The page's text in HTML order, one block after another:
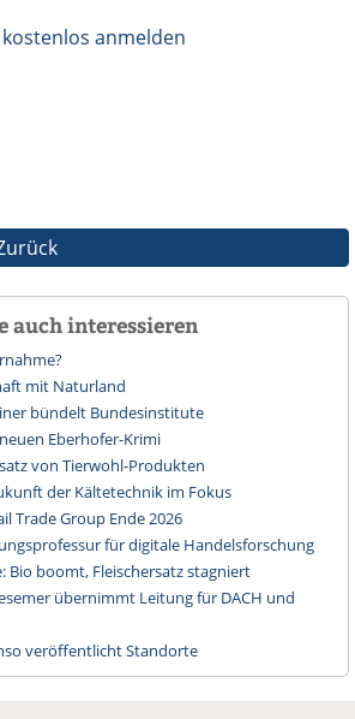
anmelden
auch interessieren
mit Naturland
bündelt Bundesinstitute
Eberhofer-Krimi
von Tierwohl-Produkten
der Kältetechnik im Fokus
Trade Group Ende 2026
für digitale Handelsforschung
Bio boomt, Fleischersatz stagniert
übernimmt Leitung für DACH und
veröffentlicht Standorte